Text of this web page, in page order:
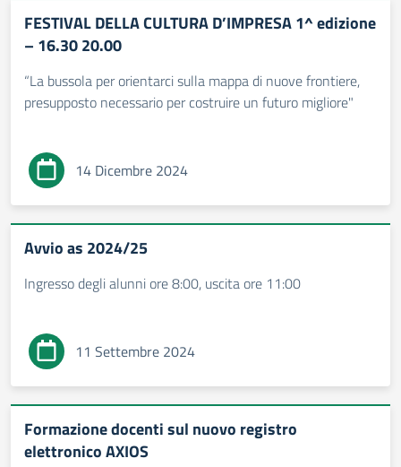
FESTIVAL DELLA CULTURA D’IMPRESA 1^ edizione
– 16.30 20.00
“La bussola per orientarci sulla mappa di nuove frontiere,
presupposto necessario per costruire un futuro migliore"
14 Dicembre 2024
Avvio as 2024/25
Ingresso degli alunni ore 8:00, uscita ore 11:00
11 Settembre 2024
Formazione docenti sul nuovo registro
elettronico AXIOS